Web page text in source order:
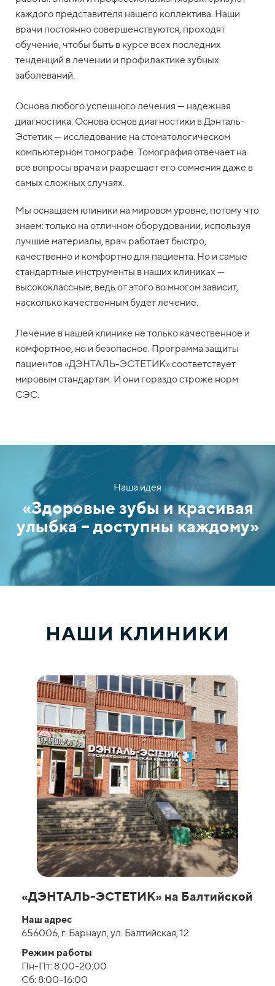
каждого представителя нашего коллектива. Наши
врачи постоянно совершенствуются, проходят
обучение, чтобы быть в курсе всех последних
тенденций в лечении и профилактике зубных
заболеваний.
Основа любого успешного лечения — надежная
диагностика. Основа основ диагностики в Дэнталь-
Эстетик — исследование на стоматологическом
компьютерном томографе. Томография отвечает на
все вопросы врача и разрешает его сомнения даже в
самых сложных случаях.
Мы оснащаем клиники на мировом уровне, потому что
знаем: только на отличном оборудовании, используя
лучшие материалы, врач работает быстро,
качественно и комфортно для пациента. Но и самые
стандартные инструменты в наших клиниках —
высококлассные, ведь от этого во многом зависит,
насколько качественным будет лечение.
Лечение в нашей клинике не только качественное и
комфортное, но и безопасное. Программа защиты
пациентов «ДЭНТАЛЬ-ЭСТЕТИК» соответствует
мировым стандартам. И они гораздо строже норм
СЭС.
Наша идея
«Здоровые зубы и красивая
улыбка ­– доступны каждому»
НАШИ КЛИНИКИ
«ДЭНТАЛЬ-ЭСТЕТИК» на Балтийской
Наш адрес
656006, г. Барнаул, ул. Балтийская, 12
Режим работы
Пн-Пт: 8:00-20:00
Сб: 8:00-16:00